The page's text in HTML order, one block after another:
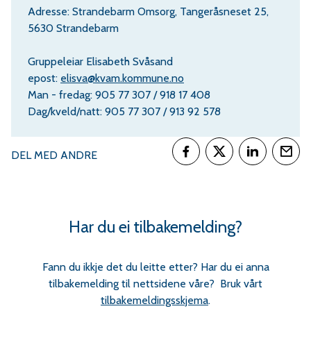
Adresse: Strandebarm Omsorg, Tangeråsneset 25,
5630 Strandebarm
Gruppeleiar Elisabeth Svåsand
epost: elisva@kvam.kommune.no
Man - fredag: 905 77 307 / 918 17 408
Dag/kveld/natt: 905 77 307 / 913 92 578
DEL MED ANDRE
Har du ei tilbakemelding?
Fann du ikkje det du leitte etter? Har du ei anna
tilbakemelding til nettsidene våre? Bruk vårt
tilbakemeldingsskjema.